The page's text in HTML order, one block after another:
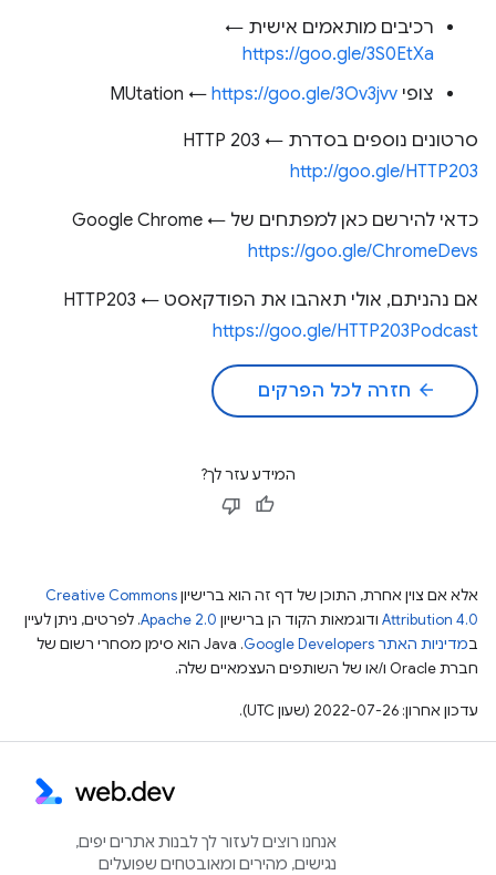
רכיבים מותאמים אישית ←
https://goo.gle/3S0EtXa
צופי MUtation ← https://goo.gle/3Ov3jvv
סרטונים נוספים בסדרת HTTP 203 ←
http://goo.gle/HTTP203
כדאי להירשם כאן למפתחים של Google Chrome ←
https://goo.gle/ChromeDevs
אם נהניתם, אולי תאהבו את הפודקאסט HTTP203 ←
https://goo.gle/HTTP203Podcast
arrow_back חזרה לכל הפרקים
המידע עזר לך?
אלא אם צוין אחרת, התוכן של דף זה הוא ברישיוןCreative Commons
Attribution 4.0 ודוגמאות הקוד הן ברישיון Apache 2.0. לפרטים, ניתן לעיין
במדיניות האתר Google Developers‏
.‏ Java הוא סימן מסחרי רשום של
חברת Oracle ו/או של השותפים העצמאיים שלה.
עדכון אחרון: 2022-07-26 (שעון UTC).
אנחנו רוצים לעזור לך לבנות אתרים יפים,
נגישים, מהירים ומאובטחים שפועלים